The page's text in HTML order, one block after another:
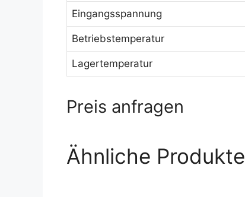
Eingangsspannung
Betriebstemperatur
Lagertemperatur
Preis anfragen
Ähnliche Produkte